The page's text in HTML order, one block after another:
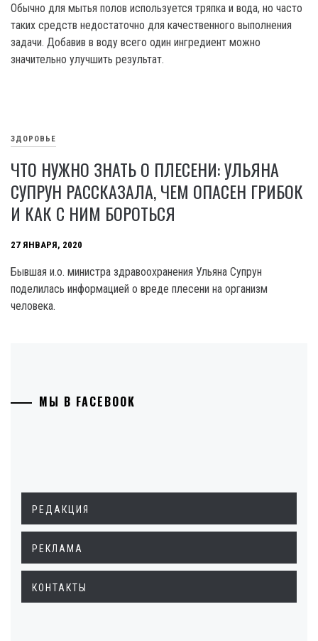
Обычно для мытья полов используется тряпка и вода, но часто
таких средств недостаточно для качественного выполнения
задачи. Добавив в воду всего один ингредиент можно
значительно улучшить результат.
ЗДОРОВЬЕ
ЧТО НУЖНО ЗНАТЬ О ПЛЕСЕНИ: УЛЬЯНА
СУПРУН РАССКАЗАЛА, ЧЕМ ОПАСЕН ГРИБОК
И КАК С НИМ БОРОТЬСЯ
27 ЯНВАРЯ, 2020
Бывшая и.о. министра здравоохранения Ульяна Супрун
поделилась информацией о вреде плесени на организм
человека.
МЫ В FACEBOOK
РЕДАКЦИЯ
РЕКЛАМА
КОНТАКТЫ